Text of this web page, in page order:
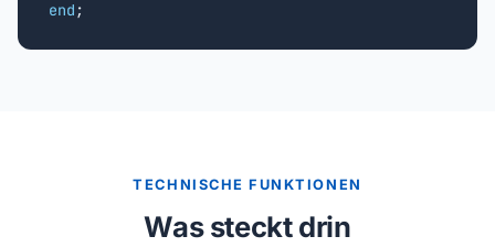
end ;
TECHNISCHE FUNKTIONEN
Was steckt drin